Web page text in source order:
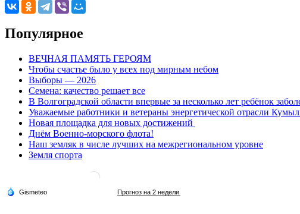
Популярное
ВЕЧНАЯ ПАМЯТЬ ГЕРОЯМ
Чтобы счастье было у всех под мирным небом
Выборы — 2026
Семена: качество решает все
В Волгоградской области впервые за несколько лет ребёнок
Уважаемые работники и ветераны энергетической отрасли
Новая площадка для новых достижений
Днём Военно-морского флота!
Наш земляк в числе лучших на межрегиональном уровне
Земля спорта